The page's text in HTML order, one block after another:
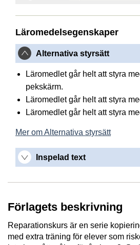
Läromedelsegenskaper
Alternativa styrsätt
Läromedlet går helt att styra
pekskärm.
Läromedlet går helt att styra
Läromedlet går helt att styra
Mer om Alternativa styrsätt
Inspelad text
Förlagets beskrivning
Reparationskurs är en serie
med extra träning för elever som